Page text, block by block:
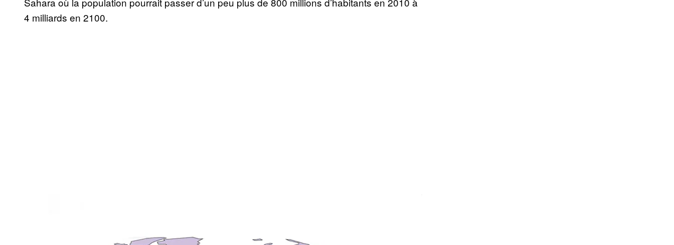
4 milliards en 2100.